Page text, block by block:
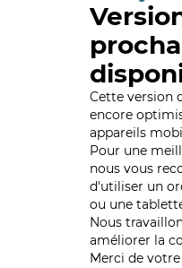
Cette version
encore
appareils
Pour une
nous vous
d'utiliser un
ou une
Nous
améliorer la
Merci de